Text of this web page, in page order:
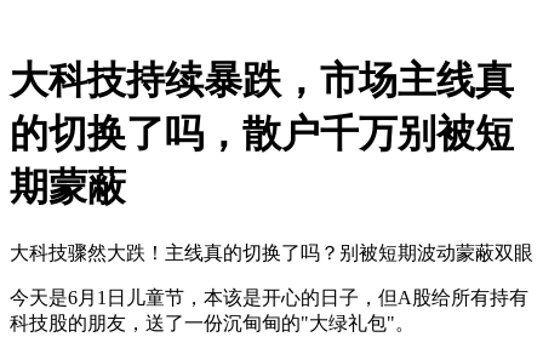
大科技持续暴跌，市场主线真
的切换了吗，散户千万别被短
期蒙蔽
大科技骤然大跌！主线真的切换了吗？别被短期波动蒙蔽双眼
今天是6月1日儿童节，本该是开心的日子，但A股给所有持有
科技股的朋友，送了一份沉甸甸的"大绿礼包"。